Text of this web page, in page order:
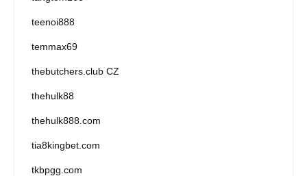
teenoi888
temmax69
thebutchers.club CZ
thehulk88
thehulk888.com
tia8kingbet.com
tkbpgg.com